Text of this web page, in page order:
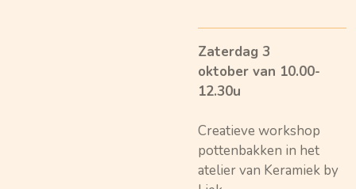
Zaterdag 3
oktober van 10.00-
12.30u
Creatieve workshop
pottenbakken in het
atelier van Keramiek by